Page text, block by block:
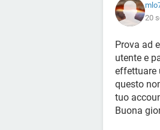
20
Prova ad
utente e
effettuare
questo
tuo
Buona